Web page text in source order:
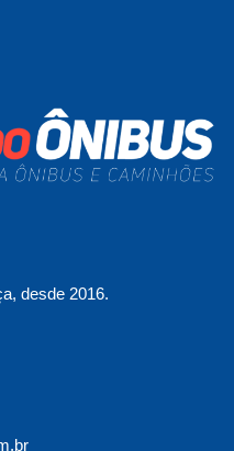
desde 2016.